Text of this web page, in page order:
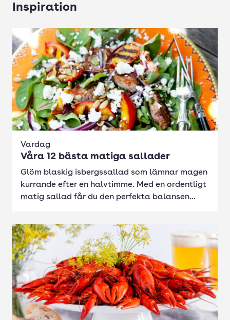
Inspiration
Vardag
Våra 12 bästa matiga sallader
Glöm blaskig isbergssallad som lämnar magen
kurrande efter en halvtimme. Med en ordentligt
matig sallad får du den perfekta balansen...